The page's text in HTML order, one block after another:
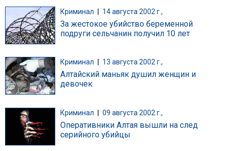
Криминал 14 августа 2002 г.,
За жестокое убийство беременной
подруги сельчанин получил 10 лет
Криминал 13 августа 2002 г.,
Алтайский маньяк душил женщин и
девочек
Криминал | 09 августа 2002 г.,
Оперативники Алтая вышли на след
серийного убийцы